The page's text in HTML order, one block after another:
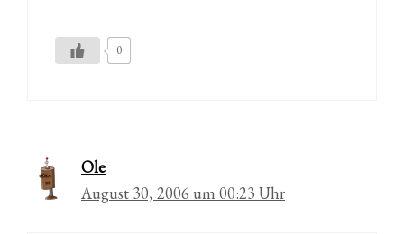
0
Ole
August 30, 2006 um 00:23 Uhr